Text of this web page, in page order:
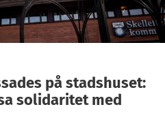
på stadshuset:
solidaritet med